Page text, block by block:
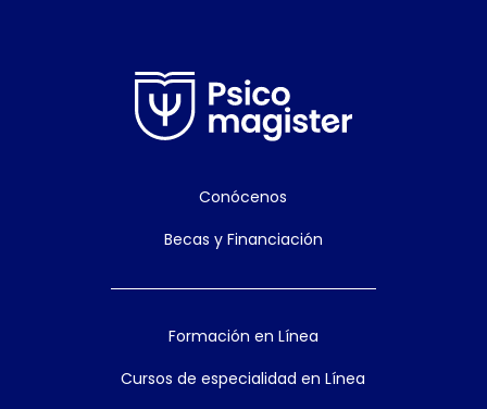
Conócenos
Becas y Financiación
Formación en Línea
Cursos de especialidad en Línea